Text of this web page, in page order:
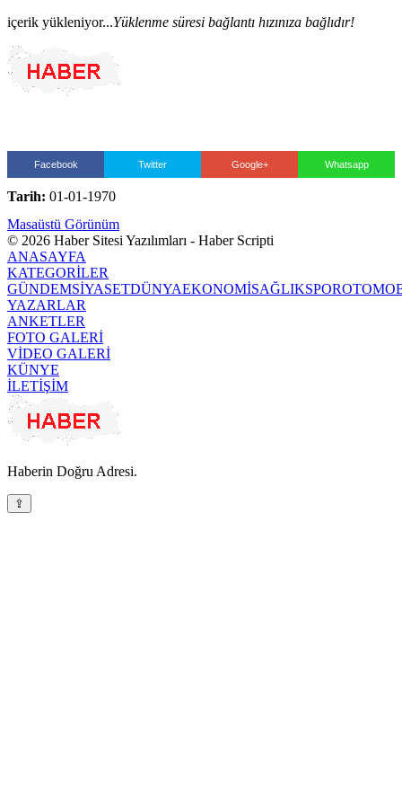
içerik yükleniyor...Yüklenme süresi bağlantı hızınıza bağlıdır!
Facebook Twitter Google+ Whatsapp
Tarih: 01-01-1970
Masaüstü Görünüm
© 2026 Haber Sitesi Yazılımları - Haber Scripti
ANASAYFA
KATEGORİLER
GÜNDEMSİYASETDÜNYAEKONOMİSAĞLIKSPOR
YAZARLAR
ANKETLER
FOTO GALERİ
VİDEO GALERİ
KÜNYE
İLETİŞİM
Haberin Doğru Adresi.
⇪